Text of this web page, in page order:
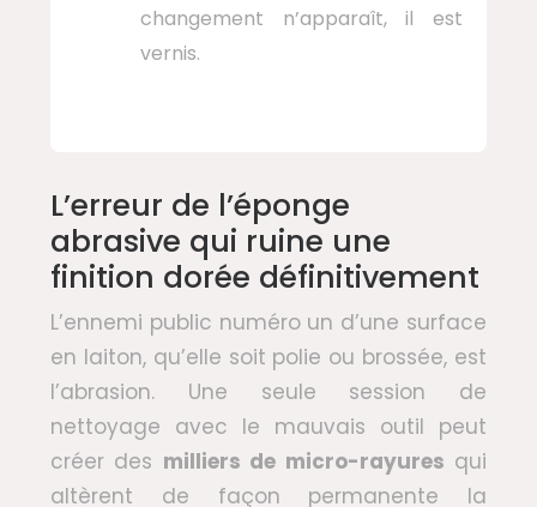
changement n’apparaît, il est
vernis.
L’erreur de l’éponge
abrasive qui ruine une
finition dorée définitivement
L’ennemi public numéro un d’une surface
en laiton, qu’elle soit polie ou brossée, est
l’abrasion. Une seule session de
nettoyage avec le mauvais outil peut
créer des milliers de micro-rayures qui
altèrent de façon permanente la